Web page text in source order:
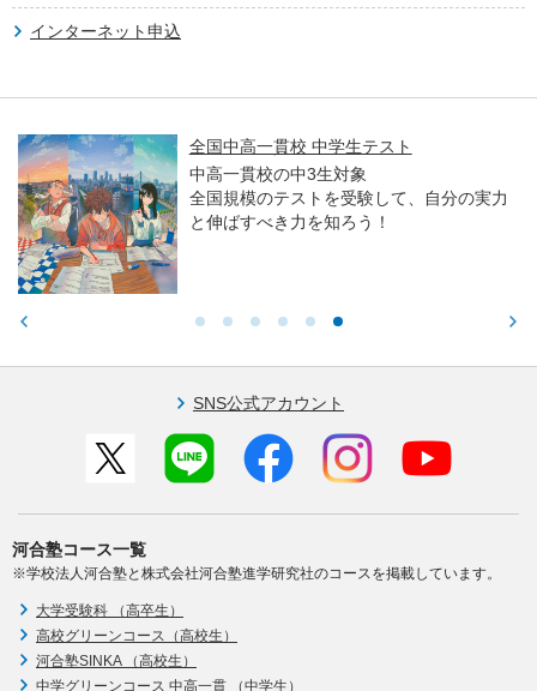
インターネット申込
全国中高一貫校 中学生テスト
中高一貫校の中3生対象
全国規模のテストを受験して、自分の実力
と伸ばすべき力を知ろう！
SNS公式アカウント
河合塾コース一覧
※学校法人河合塾と株式会社河合塾進学研究社のコースを掲載しています。
大学受験科 （高卒生）
高校グリーンコース（高校生）
河合塾SINKA （高校生）
中学グリーンコース 中高一貫 （中学生）